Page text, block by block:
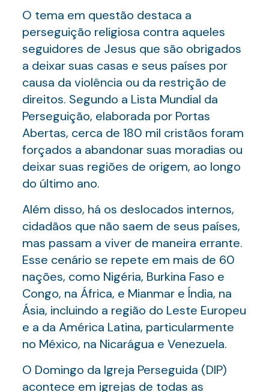
O tema em questão destaca a
perseguição religiosa contra aqueles
seguidores de Jesus que são obrigados
a deixar suas casas e seus países por
causa da violência ou da restrição de
direitos. Segundo a Lista Mundial da
Perseguição, elaborada por Portas
Abertas, cerca de 180 mil cristãos foram
forçados a abandonar suas moradias ou
deixar suas regiões de origem, ao longo
do último ano.
Além disso, há os deslocados internos,
cidadãos que não saem de seus países,
mas passam a viver de maneira errante.
Esse cenário se repete em mais de 60
nações, como Nigéria, Burkina Faso e
Congo, na África, e Mianmar e Índia, na
Ásia, incluindo a região do Leste Europeu
e a da América Latina, particularmente
no México, na Nicarágua e Venezuela.
O Domingo da Igreja Perseguida (DIP)
acontece em igrejas de todas as